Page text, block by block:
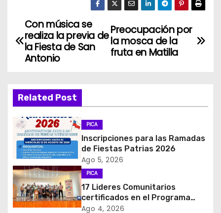
N
a
e
g
a
c
i
ó
Preocupación por
la mosca de la
fruta en Matilla
Con música se
realiza la previa de
la Fiesta de San
Antonio
Related Post
PICA
Inscripciones para las Ramadas
de Fiestas Patrias 2026
Ago 5, 2026
PICA
17 Lideres Comunitarios
certificados en el Programa
MÁS AMA
Ago 4, 2026